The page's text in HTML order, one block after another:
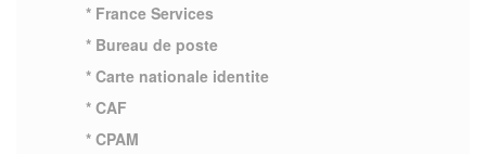
* France Services
* Bureau de poste
* Carte nationale identite
* CAF
* CPAM